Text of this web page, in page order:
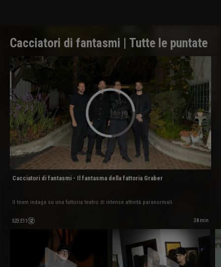
Cacciatori di fantasmi | Tutte le puntate
Cacciatori di fantasmi - Il fantasma della fattoria Graber
Il team indaga su una fattoria teatro di intense attività paranormali.
S23:E11 38 min